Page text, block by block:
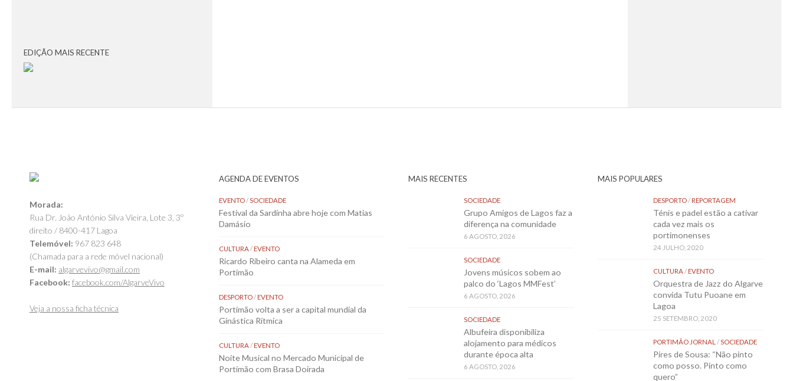
EDIÇÃO MAIS RECENTE
Morada:
Rua Dr. João António Silva Vieira, Lote 3, 3º
direito / 8400-417 Lagoa
Telemóvel: 967 823 648
(Chamada para a rede móvel nacional)
E-mail: algarvevivo@gmail.com
Facebook: facebook.com/AlgarveVivo
Veja a nossa ficha técnica
AGENDA DE EVENTOS
EVENTO/SOCIEDADE
Festival da Sardinha abre hoje com Matias
Damásio
CULTURA/EVENTO
Ricardo Ribeiro canta na Alameda em
Portimão
DESPORTO/EVENTO
Portimão volta a ser a capital mundial da
Ginástica Rítmica
CULTURA/EVENTO
Noite Musical no Mercado Municipal de
Portimão com Brasa Doirada
MAIS RECENTES
SOCIEDADE
Grupo Amigos de Lagos faz a
diferença na comunidade
6 AGOSTO, 2026
SOCIEDADE
Jovens músicos sobem ao
palco do ‘Lagos MMFest’
6 AGOSTO, 2026
SOCIEDADE
Albufeira disponibiliza
alojamento para médicos
durante época alta
6 AGOSTO, 2026
MAIS POPULARES
DESPORTO/REPORTAGEM
Ténis e padel estão a cativar
cada vez mais os
portimonenses
24 JULHO, 2020
CULTURA/EVENTO
Orquestra de Jazz do Algarve
convida Tutu Puoane em
Lagoa
25 SETEMBRO, 2020
PORTIMÃO JORNAL /SOCIEDADE
Pires de Sousa: “Não pinto
como posso. Pinto como
quero”